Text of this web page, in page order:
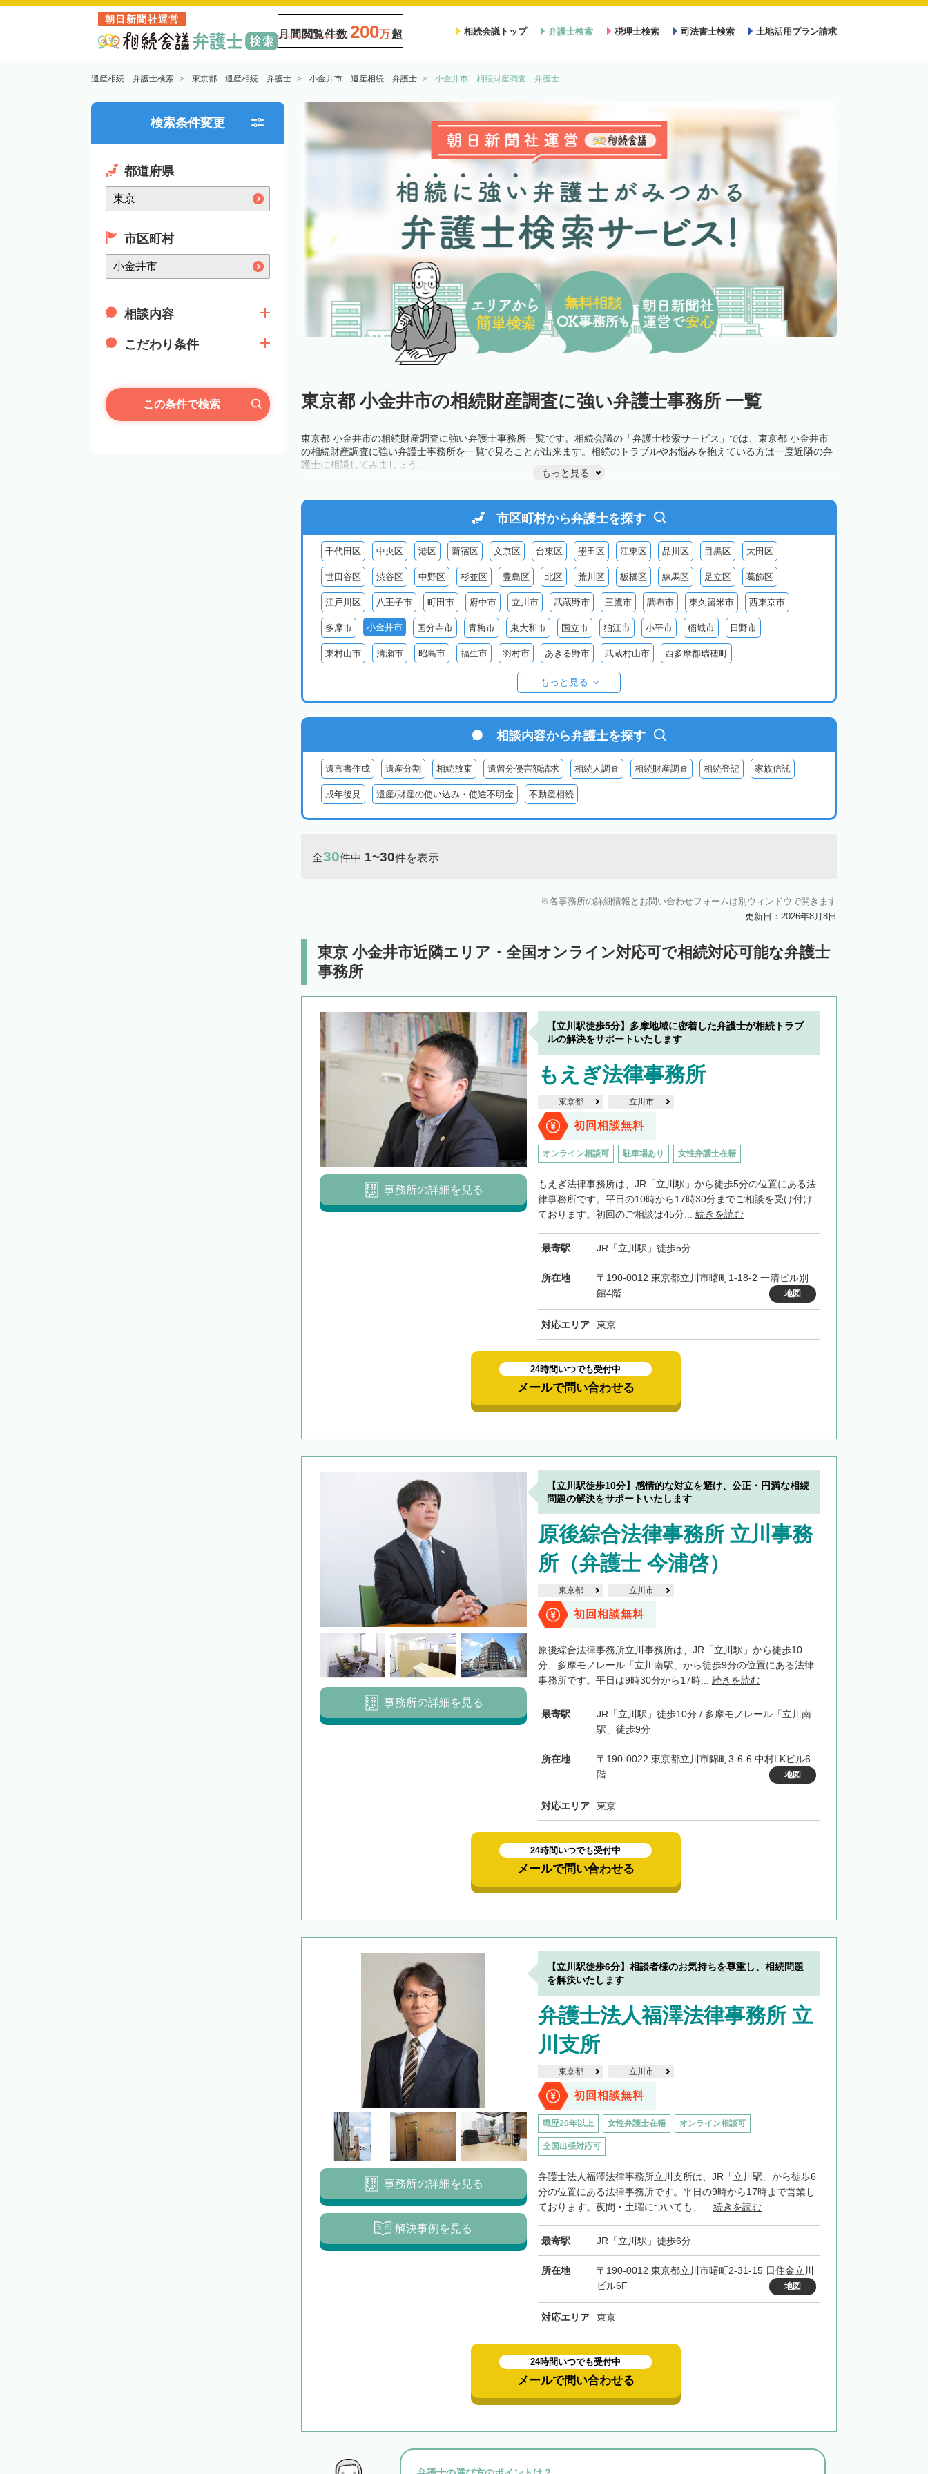
朝日新聞社運営
月間閲覧件数 200万超 相続会議トップ 弁護士検索 税理士検索 司法書士検索 土地活用プラン請求
遺産相続 弁護士検索 東京都 遺産相続 弁護士 小金井市 遺産相続 弁護士 小金井市 相続財産調査 弁護士
検索条件変更
都道府県
市区町村
相談内容
こだわり条件
この条件で検索 東京都 小金井市の相続財産調査に強い弁護士事務所 一覧
東京都 小金井市の相続財産調査に強い弁護士事務所一覧です。相続会議の「弁護士検索サービス」では、東京都 小金井市
の相続財産調査に強い弁護士事務所を一覧で見ることが出来ます。相続のトラブルやお悩みを抱えている方は一度近隣の弁
護士に相談してみましょう。
もっと見る
市区町村から弁護士を探す
千代田区 中央区 港区 新宿区 文京区 台東区 墨田区 江東区 品川区 目黒区 大田区
世田谷区 渋谷区 中野区 杉並区 豊島区 北区 荒川区 板橋区 練馬区 足立区 葛飾区
江戸川区 八王子市 町田市 府中市 立川市 武蔵野市 三鷹市 調布市 東久留米市 西東京市
多摩市 小金井市 国分寺市 青梅市 東大和市 国立市 狛江市 小平市 稲城市 日野市
東村山市 清瀬市 昭島市 福生市 羽村市 あきる野市 武蔵村山市 西多摩郡瑞穂町
西多摩郡檜原村 伊豆大島
御蔵島 八丈島 青ヶ島 小笠原村
もっと見る
相談内容から弁護士を探す
遺言書作成 遺産分割 相続放棄 遺留分侵害額請求 相続人調査 相続財産調査 相続登記 家族信託
成年後見 遺産/財産の使い込み・使途不明金 不動産相続
全30件中 1~30件を表示
各事務所の詳細情報とお問い合わせフォームは別ウィンドウで開きます
更新日：2026年8月8日
東京 小金井市近隣エリア・全国オンライン対応可で相続対応可能な弁護士
事務所
【立川駅徒歩5分】多摩地域に密着した弁護士が相続トラブ
ルの解決をサポートいたします
もえぎ法律事務所
東京都 立川市
初回相談無料
オンライン相談可 駐車場あり 女性弁護士在籍
もえぎ法律事務所は、JR「立川駅」から徒歩5分の位置にある法
律事務所です。平日の10時から17時30分までご相談を受け付け
ております。初回のご相談は45分... 続きを読む
最寄駅 JR「立川駅」徒歩5分
所在地
〒190-0012 東京都立川市曙町1-18-2 一清ビル別
館4階
地図
対応エリア 東京
事務所の詳細を見る
24時間いつでも受付中
メールで問い合わせる
【立川駅徒歩10分】感情的な対立を避け、公正・円満な相続
問題の解決をサポートいたします
原後綜合法律事務所 立川事務
所（弁護士 今浦啓）
東京都 立川市
初回相談無料
原後綜合法律事務所立川事務所は、JR「立川駅」から徒歩10
分、多摩モノレール「立川南駅」から徒歩9分の位置にある法律
事務所です。平日は9時30分から17時... 続きを読む
最寄駅
JR「立川駅」徒歩10分 / 多摩モノレール「立川南
駅」徒歩9分
所在地
〒190-0022 東京都立川市錦町3-6-6 中村LKビル6
階
地図
対応エリア 東京
事務所の詳細を見る
24時間いつでも受付中
メールで問い合わせる
【立川駅徒歩6分】相談者様のお気持ちを尊重し、相続問題
を解決いたします
弁護士法人福澤法律事務所 立
川支所
東京都 立川市
初回相談無料
職歴20年以上 女性弁護士在籍 オンライン相談可
全国出張対応可
弁護士法人福澤法律事務所立川支所は、JR「立川駅」から徒歩6
分の位置にある法律事務所です。平日の9時から17時まで営業し
ております。夜間・土曜についても、... 続きを読む
最寄駅 JR「立川駅」徒歩6分
所在地
〒190-0012 東京都立川市曙町2-31-15 日住金立川
ビル6F
地図
対応エリア 東京
事務所の詳細を見る
解決事例を見る
24時間いつでも受付中
メールで問い合わせる